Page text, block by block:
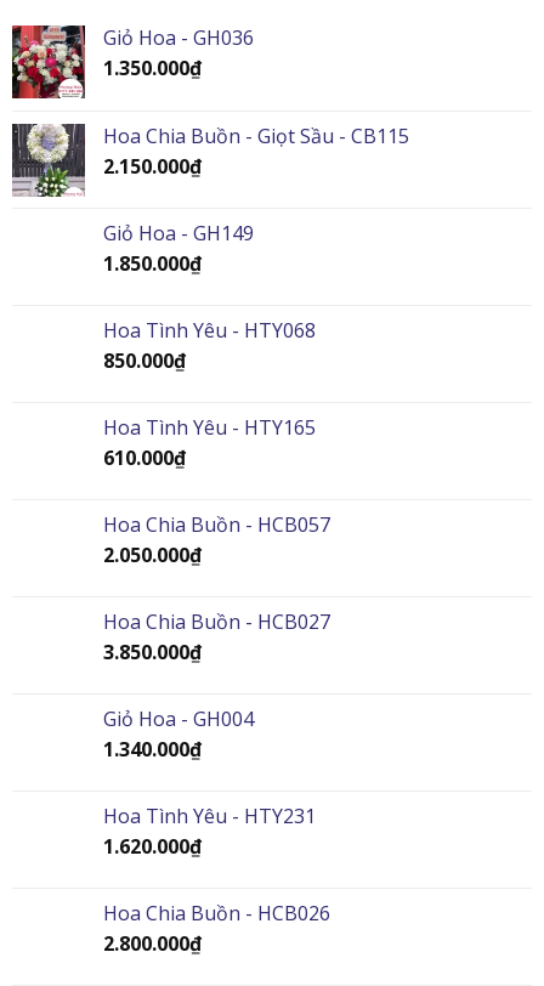
Giỏ Hoa - GH036
1.350.000₫
Hoa Chia Buồn - Giọt Sầu - CB115
2.150.000₫
Giỏ Hoa - GH149
1.850.000₫
Hoa Tình Yêu - HTY068
850.000₫
Hoa Tình Yêu - HTY165
610.000₫
Hoa Chia Buồn - HCB057
2.050.000₫
Hoa Chia Buồn - HCB027
3.850.000₫
Giỏ Hoa - GH004
1.340.000₫
Hoa Tình Yêu - HTY231
1.620.000₫
Hoa Chia Buồn - HCB026
2.800.000₫